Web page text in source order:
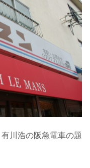
川浩の阪急電車の題